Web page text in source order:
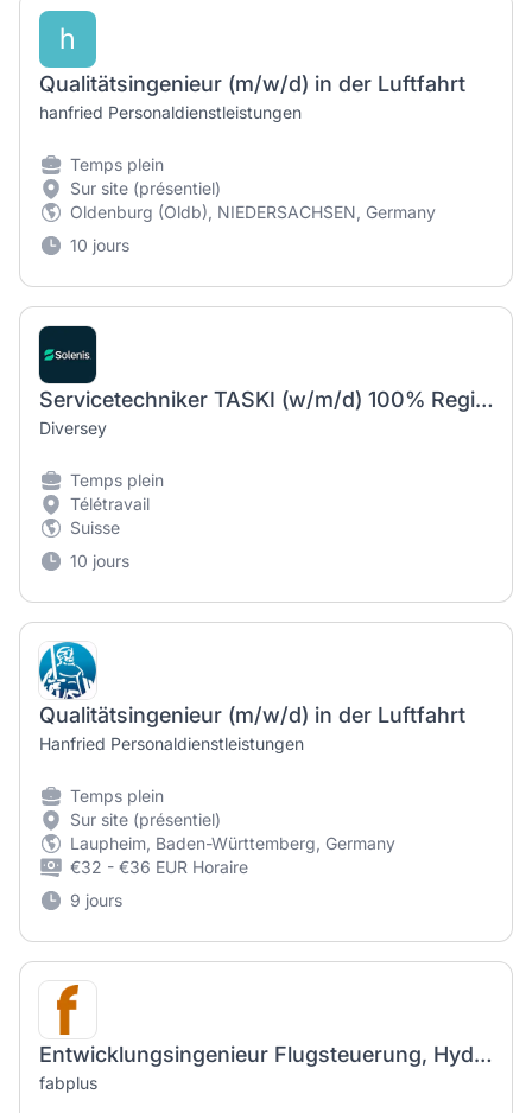
h
Qualitätsingenieur (m/w/d) in der Luftfahrt
hanfried Personaldienstleistungen
Temps plein
Sur site (présentiel)
Oldenburg (Oldb), NIEDERSACHSEN, Germany
10 jours
Servicetechniker TASKI (w/m/d) 100% Region Genf/Lausanne
Diversey
Temps plein
Télétravail
Suisse
10 jours
Qualitätsingenieur (m/w/d) in der Luftfahrt
Hanfried Personaldienstleistungen
Temps plein
Sur site (présentiel)
Laupheim, Baden-Württemberg, Germany
€32 - €36 EUR Horaire
9 jours
Entwicklungsingenieur Flugsteuerung, Hydraulik und Aktuatorik (m/w/d)
fabplus